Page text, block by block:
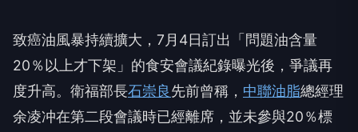
致癌油風暴持續擴大，7月4日訂出「問題油含量
20％以上才下架」的食安會議紀錄曝光後，爭議再
度升高。衛福部長石崇良先前曾稱， 中聯油脂總經理
余凌冲在第二段會議時已經離席，並未參與20％標